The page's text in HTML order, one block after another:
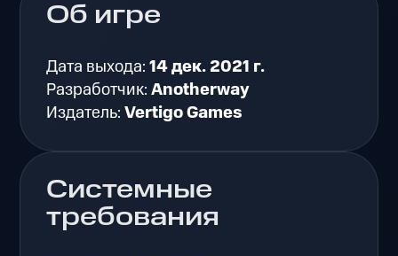
Об игре
Дата выхода:14 дек. 2021 г.
Разработчик:Anotherway
Издатель:Vertigo Games
Системные
требования